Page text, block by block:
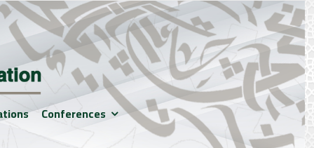
Conferences